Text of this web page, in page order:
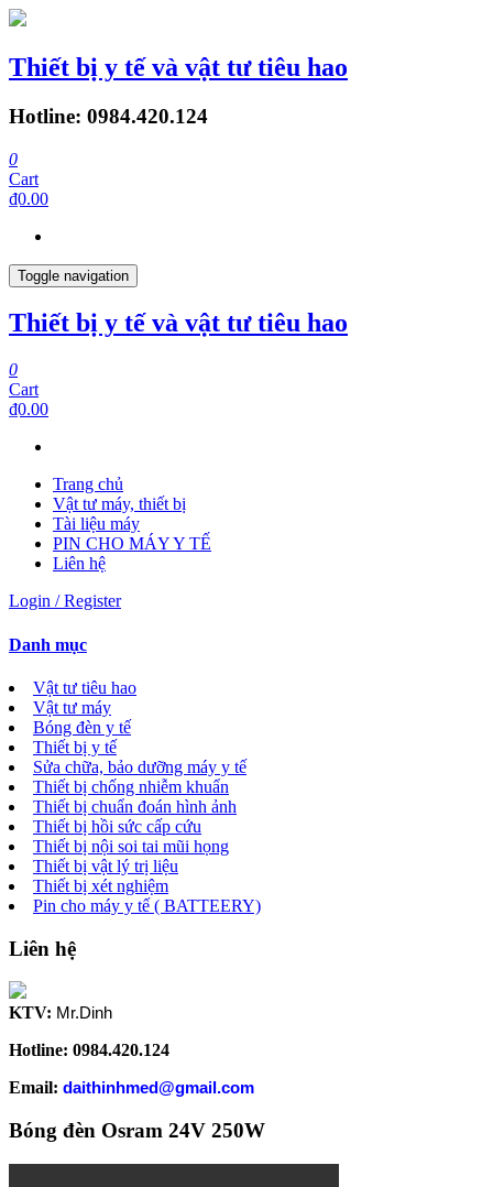
Thiết bị y tế và vật tư tiêu hao
Hotline: 0984.420.124
0
Cart
₫0.00
Toggle navigation
Thiết bị y tế và vật tư tiêu hao
0
Cart
₫0.00
Trang chủ
Vật tư máy, thiết bị
Tài liệu máy
PIN CHO MÁY Y TẾ
Liên hệ
Login / Register
Danh mục
Vật tư tiêu hao
Vật tư máy
Bóng đèn y tế
Thiết bị y tế
Sửa chữa, bảo dưỡng máy y tế
Thiết bị chống nhiễm khuẩn
Thiết bị chuẩn đoán hình ảnh
Thiết bị hồi sức cấp cứu
Thiết bị nội soi tai mũi họng
Thiết bị vật lý trị liệu
Thiết bị xét nghiệm
Pin cho máy y tế ( BATTEERY)
Liên hệ
KTV: Mr.Dinh
Hotline: 0984.420.124
Email: daithinhmed@gmail.com
Bóng đèn Osram 24V 250W